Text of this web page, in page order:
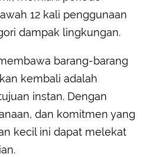
12 kali penggunaan
dampak lingkungan.
barang-barang
kembali adalah
instan. Dengan
dan komitmen yang
kecil ini dapat melekat